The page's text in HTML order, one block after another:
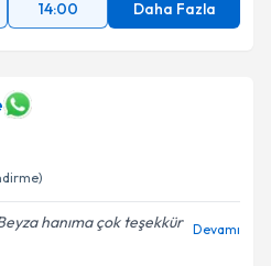
14:00 Daha Fazla
hanıma çok teşekkür Devamı